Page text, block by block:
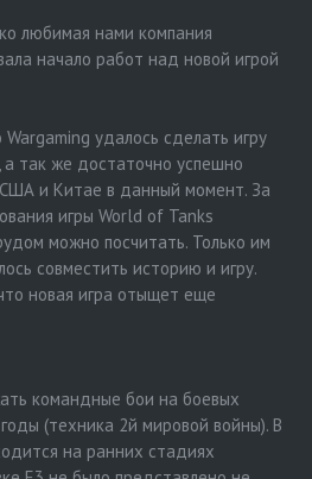
любимая нами компания
начало работ над новой игрой
удалось сделать игру
а так же достаточно успешно
США и Китае в данный момент. За
игры World of Tanks
можно посчитать. Только им
совместить историю и игру.
новая игра отыщет еще
командные бои на боевых
(техника 2й мировой войны). В
на ранних стадиях